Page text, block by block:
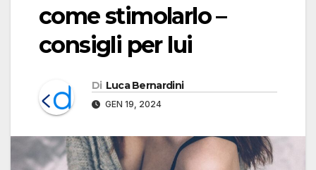
come stimolarlo –
consigli per lui
Di Luca Bernardini
GEN 19, 2024